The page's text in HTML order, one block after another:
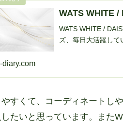
WATS WHITE /
WATS WHITE /
ズ、毎日大活躍して
diary.com
すくて、コーディネートし
たいと思っています。また